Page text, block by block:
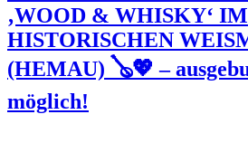
‚WOOD & WHISKY‘ IM
HISTORISCHEN
(HEMAU) 🪕💖 –
möglich!